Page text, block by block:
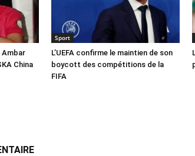
Ambar
China
Sport
L’UEFA confirme le maintien de son
boycott des compétitions de la
FIFA